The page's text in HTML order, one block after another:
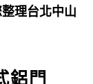
門、三合一
採光罩
理台北中山
鋁門